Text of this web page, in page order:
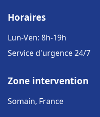
Horaires
Lun-Ven: 8h-19h
Service d'urgence 24/7
Zone intervention
Somain, France